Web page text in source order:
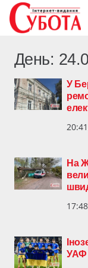
День:
У
На
УАФ